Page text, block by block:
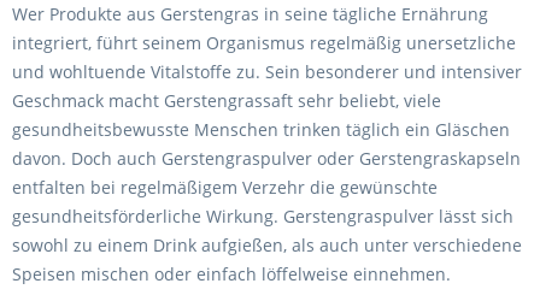
Wer Produkte aus Gerstengras in seine tägliche Ernährung
integriert, führt seinem Organismus regelmäßig unersetzliche
und wohltuende Vitalstoffe zu. Sein besonderer und intensiver
Geschmack macht Gerstengrassaft sehr beliebt, viele
gesundheitsbewusste Menschen trinken täglich ein Gläschen
davon. Doch auch Gerstengraspulver oder Gerstengraskapseln
entfalten bei regelmäßigem Verzehr die gewünschte
gesundheitsförderliche Wirkung. Gerstengraspulver lässt sich
sowohl zu einem Drink aufgießen, als auch unter verschiedene
Speisen mischen oder einfach löffelweise einnehmen.